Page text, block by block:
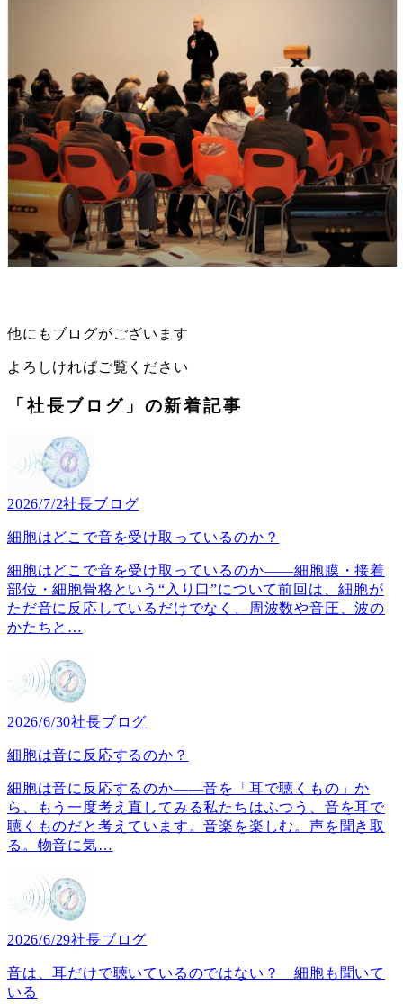
他にもブログがございます
よろしければご覧ください
「社長ブログ」の新着記事
2026/7/2社長ブログ
細胞はどこで音を受け取っているのか？
細胞はどこで音を受け取っているのか――細胞膜・接着
部位・細胞骨格という“入り口”について前回は、細胞が
ただ音に反応しているだけでなく、周波数や音圧、波の
かたちと …
2026/6/30社長ブログ
細胞は音に反応するのか？
細胞は音に反応するのか――音を「耳で聴くもの」か
ら、もう一度考え直してみる私たちはふつう、音を耳で
聴くものだと考えています。音楽を楽しむ。声を聞き取
る。物音に気…
2026/6/29社長ブログ
音は、耳だけで聴いているのではない？ 細胞も聞いて
いる